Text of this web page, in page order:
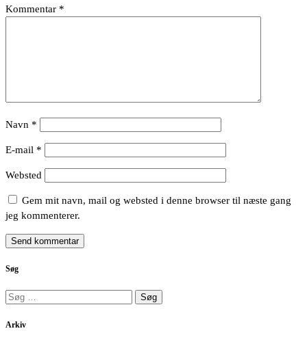
Kommentar *
Navn *
E-mail *
Websted
Gem mit navn, mail og websted i denne browser til næste gang
jeg kommenterer.
Søg
Søg
Arkiv